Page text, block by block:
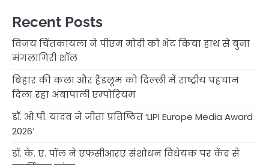
Recent Posts
विजय चिंतकायला ने पीएम मोदी को भेंट किया हाथ से बुना
मंगलागिरी शॉल
बिहार की कला और हैंडलूम को दिल्ली में राष्ट्रीय पहचान
दिला रहा अंबापाली एम्पोरियम
डॉ. ओ.पी. यादव ने जीता प्रतिष्ठित ‘LIPI Europe Media Award
2026’
डॉ. के. ए. पॉल ने एफसीआरए संशोधन विधेयक पर केंद्र से